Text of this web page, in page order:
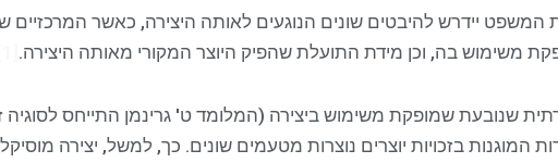
המשפט יידרש להיבטים שונים הנוגעים לאותה היצירה, כאשר המרכזיים
משימוש בה, וכן מידת התועלת שהפיק היוצר המקורי מאותה היצירה.
שנובעת שמופקת משימוש ביצירה (המלומד ט' גרינמן התייחס לסוגיה
המוגנות בזכויות יוצרים נוצרות מטעמים שונים. כך, למשל, יצירה